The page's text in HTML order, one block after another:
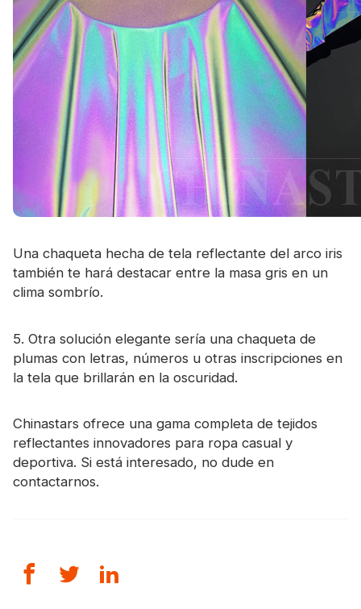
Una chaqueta hecha de tela reflectante del arco iris
también te hará destacar entre la masa gris en un
clima sombrío.
5. Otra solución elegante sería una chaqueta de
plumas con letras, números u otras inscripciones en
la tela que brillarán en la oscuridad.
Chinastars ofrece una gama completa de tejidos
reflectantes innovadores para ropa casual y
deportiva. Si está interesado, no dude en
contactarnos.